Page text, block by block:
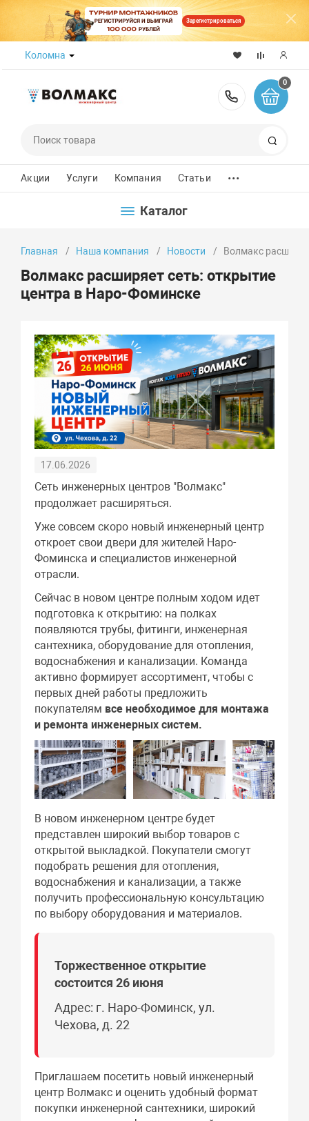
Зарегистрироваться
Коломна
8 (800)
0
Акции Услуги Компания Статьи ...
Каталог
Главная Наша компания Новости Волмакс
Волмакс расширяет сеть: открытие
центра в Наро-Фоминске
17.06.2026
Сеть инженерных центров "Волмакс"
продолжает расширяться.
Уже совсем скоро новый инженерный центр
откроет свои двери для жителей Наро-
Фоминска и специалистов инженерной
отрасли.
Сейчас в новом центре полным ходом идет
подготовка к открытию: на полках
появляются трубы, фитинги, инженерная
сантехника, оборудование для отопления,
водоснабжения и канализации. Команда
активно формирует ассортимент, чтобы с
первых дней работы предложить
покупателям все необходимое для монтажа
иремонта инженерных систем.
В новом инженерном центре будет
представлен широкий выбор товаров с
открытой выкладкой. Покупатели смогут
подобрать решения для отопления,
водоснабжения и канализации, а также
получить профессиональную консультацию
по выбору оборудования и материалов.
Торжественное открытие
состоится 26 июня
Адрес: г. Наро-Фоминск, ул.
Чехова, д. 22
Приглашаем посетить новый инженерный
центр Волмакс и оценить удобный формат
покупки инженерной сантехники, широкий